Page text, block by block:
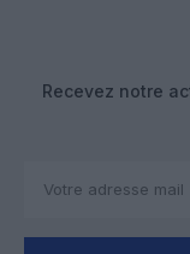
Recevez notre